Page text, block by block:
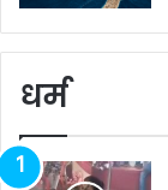
धर्म